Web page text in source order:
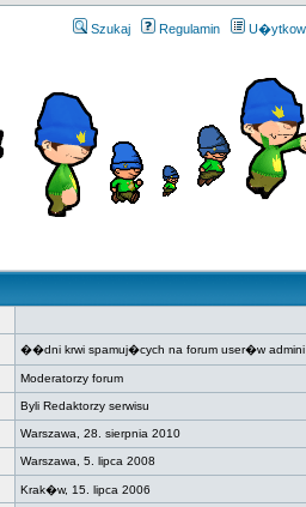
Szukaj Regulamin
��dni krwi spamuj�cych na forum user�w admini
Moderatorzy forum
Byli Redaktorzy serwisu
Warszawa, 28. sierpnia 2010
Warszawa, 5. lipca 2008
Krak�w, 15. lipca 2006